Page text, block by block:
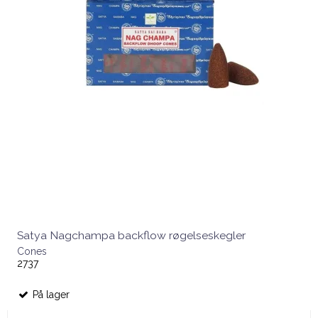
Satya Nagchampa backflow røgelseskegler
Cones
2737
På lager